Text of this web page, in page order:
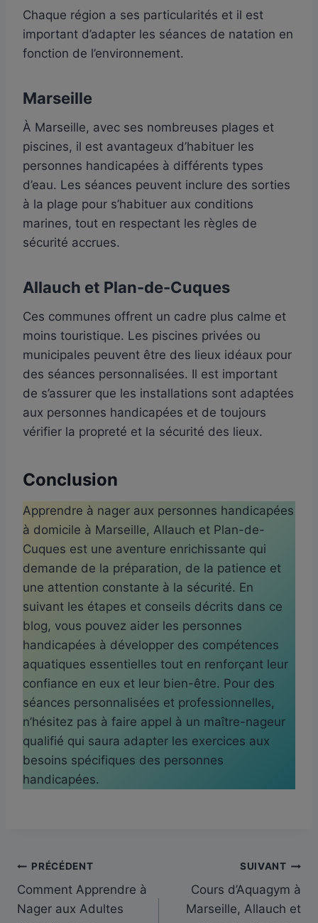
Chaque région a ses particularités et il est
important d’adapter les séances de natation en
fonction de l’environnement.
Marseille
À Marseille, avec ses nombreuses plages et
piscines, il est avantageux d’habituer les
personnes handicapées à différents types
d’eau. Les séances peuvent inclure des sorties
à la plage pour s’habituer aux conditions
marines, tout en respectant les règles de
sécurité accrues.
Allauch et Plan-de-Cuques
Ces communes offrent un cadre plus calme et
moins touristique. Les piscines privées ou
municipales peuvent être des lieux idéaux pour
des séances personnalisées. Il est important
de s’assurer que les installations sont adaptées
aux personnes handicapées et de toujours
vérifier la propreté et la sécurité des lieux.
Conclusion
Apprendre à nager aux personnes handicapées
à domicile à Marseille, Allauch et Plan-de-
Cuques est une aventure enrichissante qui
demande de la préparation, de la patience et
une attention constante à la sécurité. En
suivant les étapes et conseils décrits dans ce
blog, vous pouvez aider les personnes
handicapées à développer des compétences
aquatiques essentielles tout en renforçant leur
confiance en eux et leur bien-être. Pour des
séances personnalisées et professionnelles,
n’hésitez pas à faire appel à un maître-nageur
qualifié qui saura adapter les exercices aux
besoins spécifiques des personnes
handicapées.
Navigation
de
PRÉCÉDENT
Comment Apprendre à
Nager aux Adultes
SUIVANT
Cours d’Aquagym à
Marseille, Allauch et